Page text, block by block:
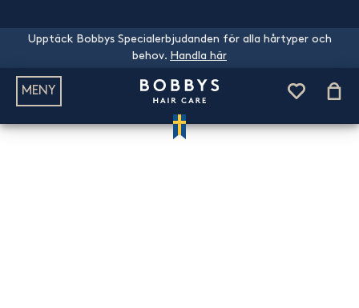
Upptäck Bobbys Specialerbjudanden för alla hårtyper och
behov. Handla här
MENY